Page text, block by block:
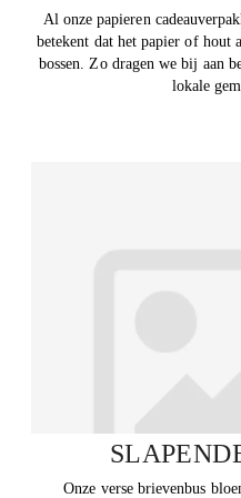
Al onze papieren
betekent dat het papier of hout
bossen. Zo dragen we bij aan
lokale
Onze verse brievenbus